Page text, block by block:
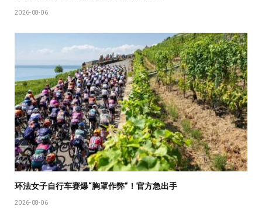
2026-08-06
环法女子自行车赛爆“胸罩作弊”！官方急出手
2026-08-06